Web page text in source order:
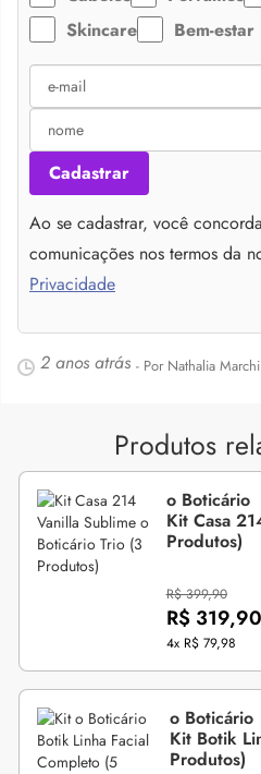
Skincare
Bem-estar
Cadastrar
Ao se cadastrar, você
comunicações nos termos da
Privacidade
2 anos atrás - Por Nathalia Marchi
Produtos
o Boticário
Kit Casa
Produtos)
R$ 399,90
R$ 319,90
4x R$ 79,98
o Boticário
Kit Botik
Produtos)